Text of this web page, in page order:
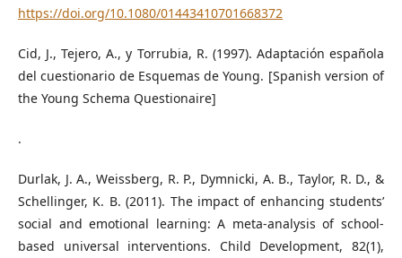
https://doi.org/10.1080/01443410701668372
Cid, J., Tejero, A., y Torrubia, R. (1997). Adaptación española
del cuestionario de Esquemas de Young. [Spanish version of
the Young Schema Questionaire]
.
Durlak, J. A., Weissberg, R. P., Dymnicki, A. B., Taylor, R. D., &
Schellinger, K. B. (2011). The impact of enhancing students’
social and emotional learning: A meta-analysis of school-
based universal interventions. Child Development, 82(1),